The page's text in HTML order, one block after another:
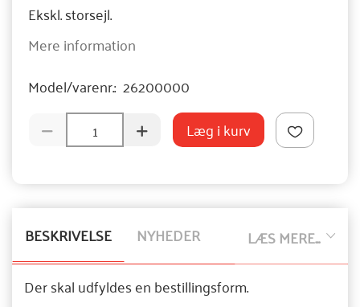
Ekskl. storsejl.
Mere information
Model/varenr.: 26200000
Læg i kurv
LÆS MERE...
BESKRIVELSE NYHEDER
Der skal udfyldes en bestillingsform.